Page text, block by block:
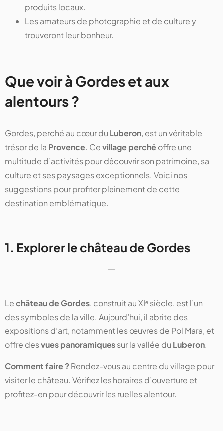
produits locaux.
Les amateurs de photographie et de culture y
trouveront leur bonheur.
Que voir à Gordes et aux
alentours ?
Gordes, perché au cœur du Luberon, est un véritable
trésor de la Provence. Cevillage perchéoffre une
multitude d’activités pour découvrir son patrimoine, sa
culture et ses paysages exceptionnels. Voici nos
suggestions pour profiter pleinement de cette
destination emblématique.
1. Explorer le château de Gordes
Lechâteau de Gordes, construit au XIᵉ siècle, est l’un
des symboles de la ville. Aujourd’hui, il abrite des
expositions d’art, notamment les œuvres de Pol Mara, et
offre desvues panoramiquessur la vallée du Luberon.
Comment faire ?Rendez-vous au centre du village pour
visiter le château. Vérifiez les horaires d’ouverture et
profitez-en pour découvrir les ruelles alentour.